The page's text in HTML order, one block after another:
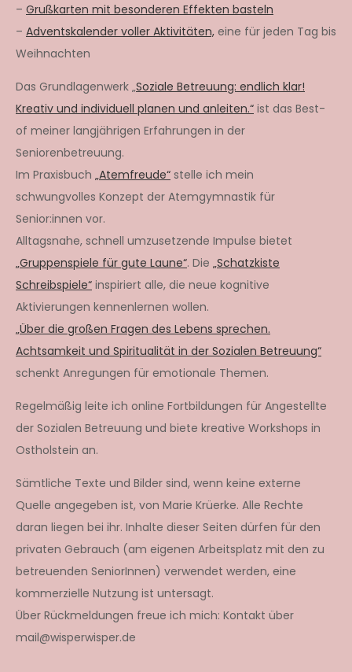
– Grußkarten mit besonderen Effekten basteln
– Adventskalender voller Aktivitäten, eine für jeden Tag bis
Weihnachten
Das Grundlagenwerk „Soziale Betreuung: endlich klar!
Kreativ und individuell planen und anleiten.“ ist das Best-
of meiner langjährigen Erfahrungen in der
Seniorenbetreuung.
Im Praxisbuch „Atemfreude“ stelle ich mein
schwungvolles Konzept der Atemgymnastik für
Senior:innen vor.
Alltagsnahe, schnell umzusetzende Impulse bietet
„Gruppenspiele für gute Laune“. Die „Schatzkiste
Schreibspiele“ inspiriert alle, die neue kognitive
Aktivierungen kennenlernen wollen.
„Über die großen Fragen des Lebens sprechen.
Achtsamkeit und Spiritualität in der Sozialen Betreuung“
schenkt Anregungen für emotionale Themen.
Regelmäßig leite ich online Fortbildungen für Angestellte
der Sozialen Betreuung und biete kreative Workshops in
Ostholstein an.
Sämtliche Texte und Bilder sind, wenn keine externe
Quelle angegeben ist, von Marie Krüerke. Alle Rechte
daran liegen bei ihr. Inhalte dieser Seiten dürfen für den
privaten Gebrauch (am eigenen Arbeitsplatz mit den zu
betreuenden SeniorInnen) verwendet werden, eine
kommerzielle Nutzung ist untersagt.
Über Rückmeldungen freue ich mich: Kontakt über
mail@wisperwisper.de